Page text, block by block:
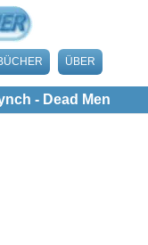
ÜBER
- Dead Men